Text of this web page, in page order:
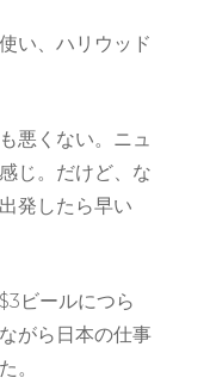
い、ハリウッド
悪くない。ニュ
じ。だけど、な
発したら早い
ビールにつら
がら日本の仕事
。